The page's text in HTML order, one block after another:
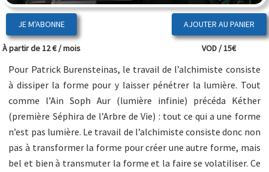
JE M'ABONNE
À partir de 12 € / mois VOD / 15€
Pour Patrick Burensteinas, le travail de l’alchimiste consiste
à dissiper la forme pour y laisser pénétrer la lumière. Tout
comme l’Ain Soph Aur (lumière infinie) précéda Kéther
(première Séphira de l’Arbre de Vie) : tout ce qui a une forme
n’est pas lumière. Le travail de l’alchimiste consiste donc non
pas à transformer la forme pour créer une autre forme, mais
bel et bien à transmuter la forme et la faire se volatiliser. Ce